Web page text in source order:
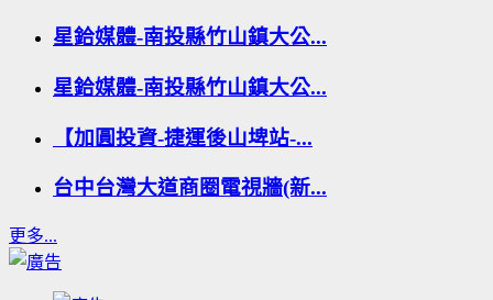
星鉿媒體-南投縣竹山鎮大公...
星鉿媒體-南投縣竹山鎮大公...
【加圓投資-捷運後山埤站-...
台中台灣大道商圈電視牆(新...
更多...